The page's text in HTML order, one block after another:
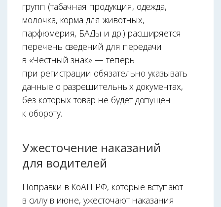
групп (табачная продукция, одежда,
молочка, корма для животных,
парфюмерия, БАДы и др.) расширяется
перечень сведений для передачи
в «Честный знак» — теперь
при регистрации обязательно указывать
данные о разрешительных документах,
без которых товар не будет допущен
к обороту.
Ужесточение наказаний
для водителей
Поправки в КоАП РФ, которые вступают
в силу в июне, ужесточают наказания